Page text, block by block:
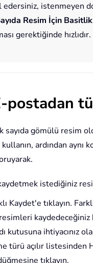
istenmeyen
Resim İçin Basitlik
gerektiğinde hızlıdır.
postadan
sayıda gömülü resim
ardından
istediğiniz
Kaydet'e tıklayın.
kutusuna ihtiyacınız
türü açılır listesinden
tıklayın.